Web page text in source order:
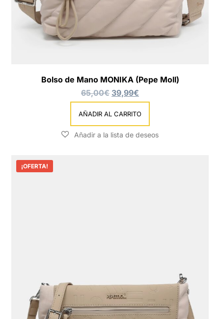
Bolso de Mano MONIKA (Pepe Moll)
65,00€ 39,99€
AÑADIR AL CARRITO
¡OFERTA!